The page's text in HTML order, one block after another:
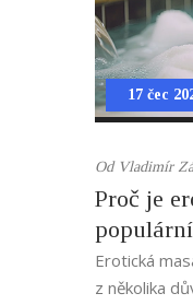
17 čec
Od Vladimír
Proč je
Erotická
z několika